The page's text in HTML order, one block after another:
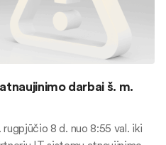
darbai š. m.
8 d. nuo 8:55 val. iki